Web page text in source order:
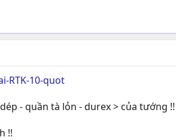
RTK-10-quot
- quần tà lỏn - durex > của tướng !!
!!